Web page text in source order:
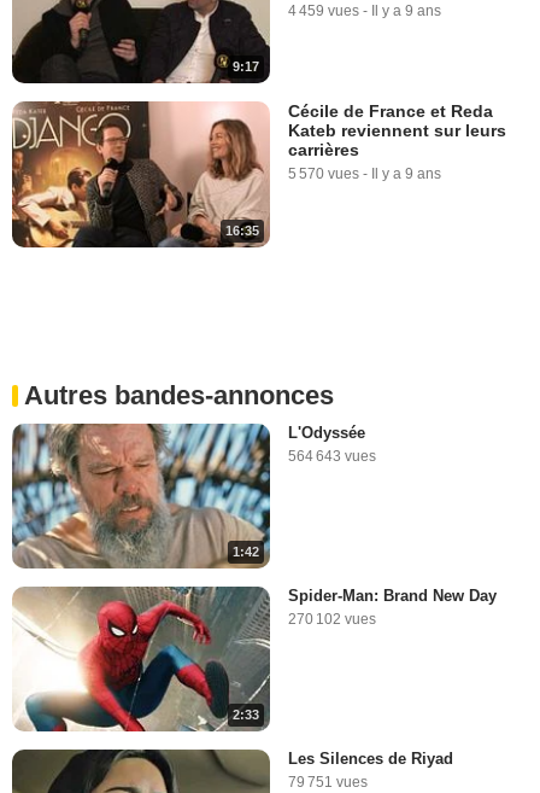
9:17
4 459 vues - Il y a 9 ans
16:35
Cécile de France et Reda
Kateb reviennent sur leurs
carrières
5 570 vues - Il y a 9 ans
Autres bandes-annonces
1:42
L'Odyssée
564 643 vues
2:33
Spider-Man: Brand New Day
270 102 vues
Les Silences de Riyad
79 751 vues